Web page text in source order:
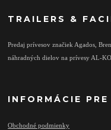
TRAILERS &
Predaj prívesov značiek Agados,
náhradných dielov na prívesy AL-
INFORMÁCIE PRE
Obchodné podmienky